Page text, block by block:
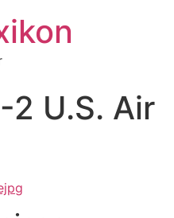
2 U.S. Air